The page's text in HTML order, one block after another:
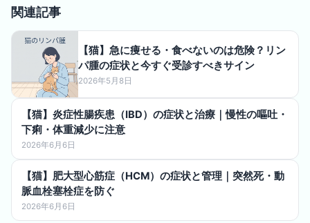
関連記事
【猫】急に痩せる・食べないのは危険？リン
パ腫の症状と今すぐ受診すべきサイン
2026年5月8日
【猫】炎症性腸疾患（IBD）の症状と治療｜慢性の嘔吐・
下痢・体重減少に注意
2026年6月6日
【猫】肥大型心筋症（HCM）の症状と管理｜突然死・動
脈血栓塞栓症を防ぐ
2026年6月6日